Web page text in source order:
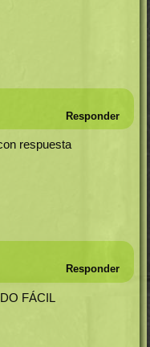
Responder
respuesta
Responder
FÁCIL